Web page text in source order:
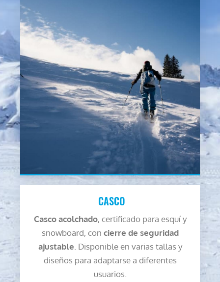
CASCO
Casco acolchado, certificado para esquí y
snowboard, con cierre de seguridad
ajustable . Disponible en varias tallas y
diseños para adaptarse a diferentes
usuarios.